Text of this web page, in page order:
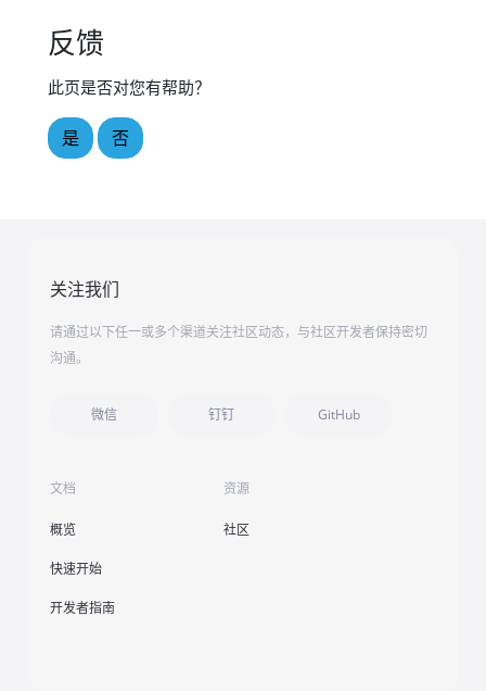
反馈
此页是否对您有帮助？
是 否
关注我们
请通过以下任一或多个渠道关注社区动态，与社区开发者保持密切
沟通。
微信 钉钉 GitHub
文档
概览
快速开始
开发者指南
资源
社区